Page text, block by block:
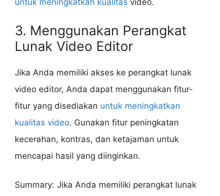
untuk meningkatkan kualitas video.
3. Menggunakan Perangkat
Lunak Video Editor
Jika Anda memiliki akses ke perangkat lunak
video editor, Anda dapat menggunakan fitur-
fitur yang disediakan untuk meningkatkan
kualitas video. Gunakan fitur peningkatan
kecerahan, kontras, dan ketajaman untuk
mencapai hasil yang diinginkan.
Summary: Jika Anda memiliki perangkat lunak